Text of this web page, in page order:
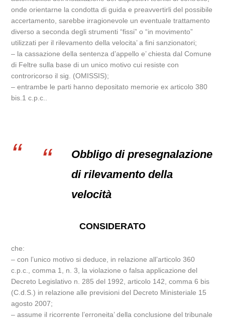
onde orientarne la condotta di guida e preavvertirli del possibile
accertamento, sarebbe irragionevole un eventuale trattamento
diverso a seconda degli strumenti “fissi” o “in movimento”
utilizzati per il rilevamento della velocita’ a fini sanzionatori;
– la cassazione della sentenza d’appello e’ chiesta dal Comune
di Feltre sulla base di un unico motivo cui resiste con
controricorso il sig. (OMISSIS);
– entrambe le parti hanno depositato memorie ex articolo 380
bis.1 c.p.c..
Obbligo di presegnalazione
di rilevamento della
velocità
CONSIDERATO
che:
– con l’unico motivo si deduce, in relazione all’articolo 360
c.p.c., comma 1, n. 3, la violazione o falsa applicazione del
Decreto Legislativo n. 285 del 1992, articolo 142, comma 6 bis
(C.d.S.) in relazione alle previsioni del Decreto Ministeriale 15
agosto 2007;
– assume il ricorrente l’erroneita’ della conclusione del tribunale